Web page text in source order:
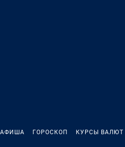
АФИША ГОРОСКОП КУРСЫ ВАЛЮТ